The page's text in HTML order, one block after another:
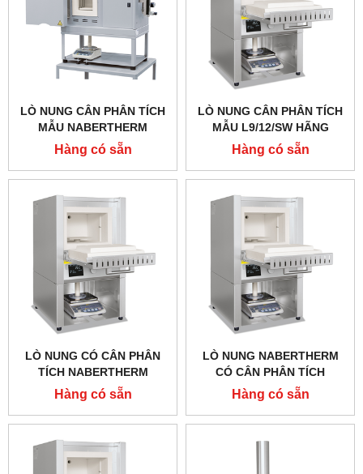
LÒ NUNG CÂN PHÂN TÍCH
MẪU NABERTHERM
LHT04/17SW, 1750 ĐỘ 4
LÍT
Hàng có sẵn
LÒ NUNG CÂN PHÂN TÍCH
MẪU L9/12/SW HÃNG
NABERTHEM - ĐỨC
Hàng có sẵn
LÒ NUNG CÓ CÂN PHÂN
TÍCH NABERTHERM
LT9/12/SW, 1200 ĐỘ 9 LÍT
Hàng có sẵn
LÒ NUNG NABERTHERM
CÓ CÂN PHÂN TÍCH
LT9/11/SW, 1100 ĐỘ 9 LÍT
Hàng có sẵn